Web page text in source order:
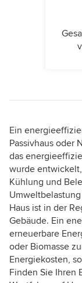
Ein
Passivhaus oder
das
wurde
Kühlung und
Haus ist in der
Gebäude. Ein
erneuerbare
oder Biomasse
Energiekosten,
Finden Sie Ihren